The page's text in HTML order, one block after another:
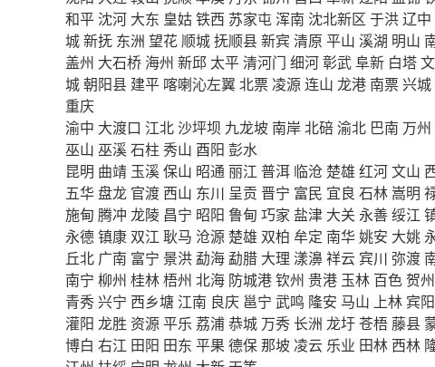
和平 沈河 大东 皇姑铁西 苏家屯 浑南 沈北新区 于洪辽中
城新抚 东洲 望花 顺城抚顺县新宾 清原 平山 溪湖 明山
盖州 大石桥 海州 新邱 太平清河门 细河彰武阜新 白塔
城朝阳县 建平 喀喇沁左翼北票 凌源连山 龙港 南票兴城
重庆
渝中 大渡口 江北沙坪坝 九龙坡 南岸北碚渝北 巴南 万州
巫山 巫溪石柱 秀山 酉阳 彭水
昆明 曲靖 玉溪保山 昭通丽江 普洱 临沧 楚雄 红河文山
五华盘龙 官渡 西山 东川 呈贡 晋宁 富民 宜良 石林嵩明
施甸 腾冲 龙陵 昌宁 昭阳 鲁甸 巧家 盐津 大关 永善绥江
永德镇康 双江 耿马 沧源 楚雄 双柏 牟定 南华姚安 大姚
丘北 广南 富宁 景洪 勐海 勐腊 大理 漾濞祥云 宾川 弥渡
南宁 柳州 桂林梧州 北海 防城港钦州 贵港 玉林 百色贺州
青秀兴宁 西乡塘 江南 良庆 邕宁 武鸣 隆安 马山 上林 宾阳
灌阳 龙胜 资源平乐 荔浦恭城 万秀 长洲 龙圩苍梧 藤县
博白 右江 田阳 田东 平果 德保那坡 凌云 乐业 田林 西林